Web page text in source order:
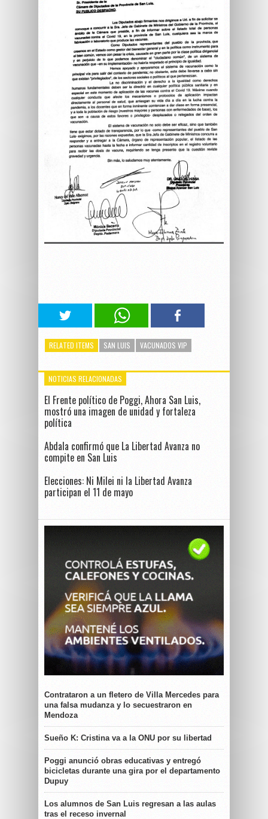
RELATED ITEMS SAN LUIS VACUNADOS VIP
NOTICIAS RELACIONADAS
El Frente político de Poggi, Ahora San Luis,
mostró una imagen de unidad y fortaleza
política
Abdala confirmó que La Libertad Avanza no
compite en San Luis
Elecciones: Ni Milei ni la Libertad Avanza
participan el 11 de mayo
Contrataron a un fletero de Villa Mercedes para
una falsa mudanza y lo secuestraron en
Mendoza
Sueño K: Cristina va a la ONU por su libertad
Poggi anunció obras educativas y entregó
bicicletas durante una gira por el departamento
Dupuy
Los alumnos de San Luis regresan a las aulas
tras el receso invernal